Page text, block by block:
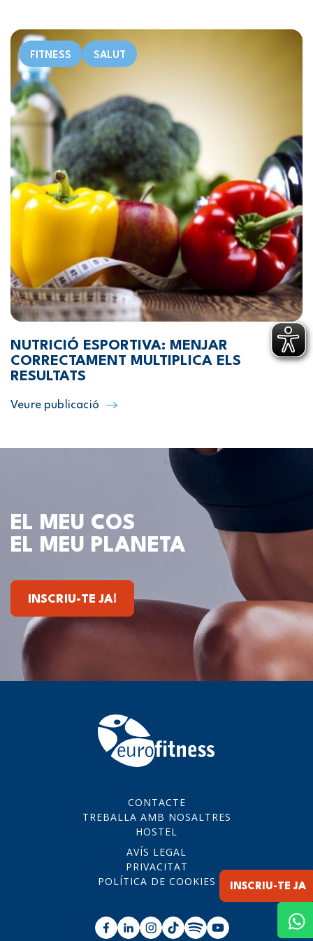
INSCRIU-TE JA
FITNESS SALUT
NUTRICIÓ ESPORTIVA: MENJAR
CORRECTAMENT MULTIPLICA ELS
RESULTATS
Veure publicació
EL MEU COS
EL MEU PLANETA
INSCRIU-TE JA!
CONTACTE
TREBALLA AMB NOSALTRES
HOSTEL
AVÍS LEGAL
PRIVACITAT
POLÍTICA DE COOKIES